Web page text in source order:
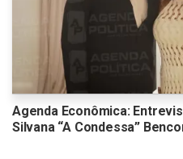
Agenda Econômica:
Silvana “A Condessa”